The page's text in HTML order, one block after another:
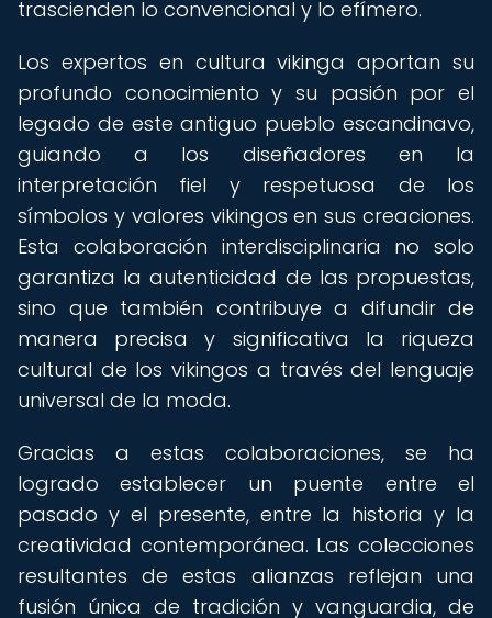
trascienden lo convencional y lo efímero.
Los expertos en cultura vikinga aportan su
profundo conocimiento y su pasión por el
legado de este antiguo pueblo escandinavo,
guiando a los diseñadores en la
interpretación fiel y respetuosa de los
símbolos y valores vikingos en sus creaciones.
Esta colaboración interdisciplinaria no solo
garantiza la autenticidad de las propuestas,
sino que también contribuye a difundir de
manera precisa y significativa la riqueza
cultural de los vikingos a través del lenguaje
universal de la moda.
Gracias a estas colaboraciones, se ha
logrado establecer un puente entre el
pasado y el presente, entre la historia y la
creatividad contemporánea. Las colecciones
resultantes de estas alianzas reflejan una
fusión única de tradición y vanguardia, de